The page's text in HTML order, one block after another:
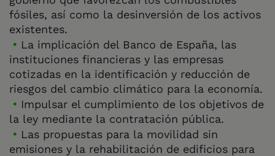
fósiles, así como la desinversión de los activos
existentes.
La implicación del Banco de España, las
instituciones financieras y las empresas
cotizadas en la identificación y reducción de
riesgos del cambio climático para la economía.
Impulsar el cumplimiento de los objetivos de
la ley mediante la contratación pública.
Las propuestas para la movilidad sin
emisiones y la rehabilitación de edificios para